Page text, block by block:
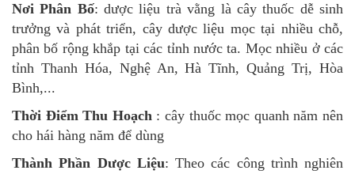
Nơi Phân Bố: dược liệu trà vằng là cây thuốc dễ sinh
trưởng và phát triển, cây dược liệu mọc tại nhiều chỗ,
phân bố rộng khắp tại các tỉnh nước ta. Mọc nhiều ở các
tỉnh Thanh Hóa, Nghệ An, Hà Tĩnh, Quảng Trị, Hòa
Bình,...
Thời Điểm Thu Hoạch: cây thuốc mọc quanh năm nên
cho hái hàng năm để dùng
Thành Phần Dược Liệu: Theo các công trình nghiên